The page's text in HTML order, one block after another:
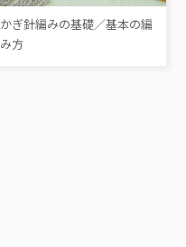
かぎ針編みの基礎／基本の編
み方